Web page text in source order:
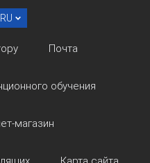
RU
Почта
обучения
магазин